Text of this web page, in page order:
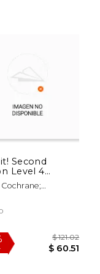
50%
Second
Level 4
Book With
Pack (en
Andrew Reid